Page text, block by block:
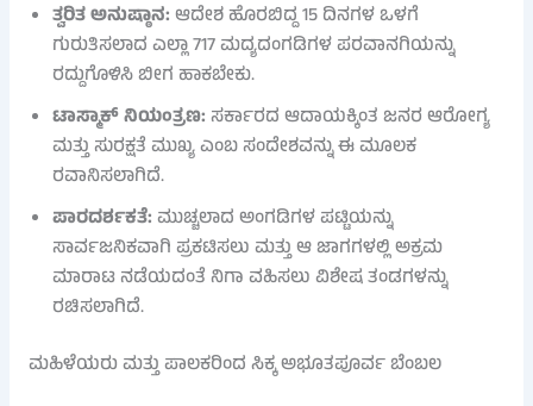
ತ್ವರಿತ ಅನುಷ್ಠಾನ:ಆದೇಶ ಹೊರಬಿದ್ದ 15 ದಿನಗಳ ಒಳಗೆ
ಗುರುತಿಸಲಾದ ಎಲ್ಲಾ 717 ಮದ್ಯದಂಗಡಿಗಳ ಪರವಾನಗಿಯನ್ನು
ರದ್ದುಗೊಳಿಸಿ ಬೀಗ ಹಾಕಬೇಕು.
ಟಾಸ್ಮಾಕ್ ನಿಯಂತ್ರಣ:ಸರ್ಕಾರದ ಆದಾಯಕ್ಕಿಂತ ಜನರ ಆರೋಗ್ಯ
ಮತ್ತು ಸುರಕ್ಷತೆ ಮುಖ್ಯ ಎಂಬ ಸಂದೇಶವನ್ನು ಈ ಮೂಲಕ
ರವಾನಿಸಲಾಗಿದೆ.
ಪಾರದರ್ಶಕತೆ:ಮುಚ್ಚಲಾದ ಅಂಗಡಿಗಳ ಪಟ್ಟಿಯನ್ನು
ಸಾರ್ವಜನಿಕವಾಗಿ ಪ್ರಕಟಿಸಲು ಮತ್ತು ಆ ಜಾಗಗಳಲ್ಲಿ ಅಕ್ರಮ
ಮಾರಾಟ ನಡೆಯದಂತೆ ನಿಗಾ ವಹಿಸಲು ವಿಶೇಷ ತಂಡಗಳನ್ನು
ರಚಿಸಲಾಗಿದೆ.
ಮಹಿಳೆಯರು ಮತ್ತು ಪಾಲಕರಿಂದ ಸಿಕ್ಕ ಅಭೂತಪೂರ್ವ ಬೆಂಬಲ